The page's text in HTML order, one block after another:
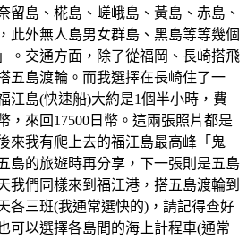
留島、椛島、嵯峨島、黃島、赤島、
此外無人島男女群島、黑島等等幾個
。交通方面，除了從福岡、長崎搭飛
五島渡輪。而我選擇在長崎住了一
江島(快速船)大約是1個半小時，費
，來回17500日幣。這兩張照片都是
來我有爬上去的福江島最高峰「鬼
島的旅遊時再分享，下一張則是五島
我們同樣來到福江港，搭五島渡輪到
各三班(我通常選快的)，請記得查好
可以選擇各島間的海上計程車(通常